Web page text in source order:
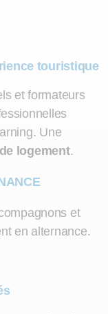
touristique
et formateurs
Une
logement.
et
en alternance.